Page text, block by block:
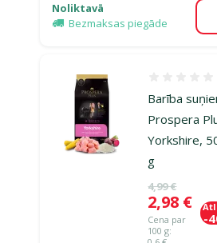
Noliktavā
Bezmaksas piegāde
Barība
Prospera
Yorkshire,
g
Oriģinālā
4,99 €
Cena
2,98 €
Cena par
100 g:
-